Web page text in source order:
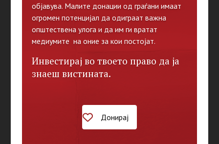
објавува. Малите донации од граѓани имаат
огромен потенцијал да одиграат важна
општествена улога и да им ги вратат
медиумите на оние за кои постојат.
Инвестирај во твоето право да ја
знаеш вистината.
Донирај